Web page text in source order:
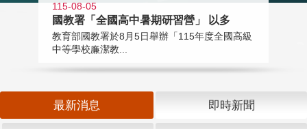
115-08-05
國教署「全國高中暑期研習營」 以多
教育部國教署於8月5日舉辦「115年度全國高級
中等學校廉潔教...
最新消息 即時新聞